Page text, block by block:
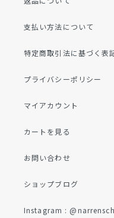
支払い方法について
特定商取引法に基づく表
プライバシーポリシー
マイアカウント
カートを見る
お問い合わせ
ショップブログ
Instagram :